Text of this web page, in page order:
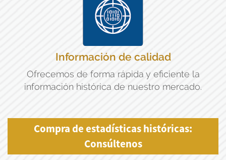
Información de calidad
Ofrecemos de forma rápida y eficiente la
información histórica de nuestro mercado.
Compra de estadísticas históricas:
Consúltenos